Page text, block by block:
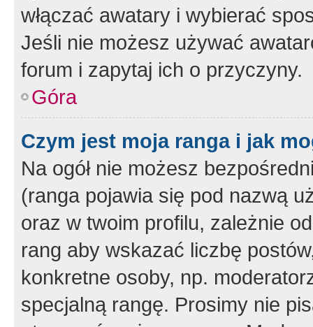
włączać awatary i wybierać
Jeśli nie możesz używać
forum i zapytaj ich o przyczyny.
Góra
Czym jest moja ranga i jak
Na ogół nie możesz
(ranga pojawia się pod nazwą
oraz w twoim profilu, zależnie
rang aby wskazać liczbę
konkretne osoby, np.
specjalną rangę. Prosimy nie